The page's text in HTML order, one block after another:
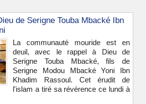
de Serigne Touba Mbacké Ibn
La communauté mouride est en
deuil, avec le rappel à Dieu de
Serigne Touba Mbacké, fils de
Serigne Modou Mbacké Yoni Ibn
Khadim Rassoul. Cet érudit de
l'islam a tiré sa révérence ce lundi à